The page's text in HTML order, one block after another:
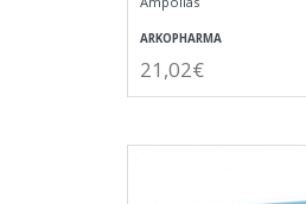
ARKOPHARMA
21,02€